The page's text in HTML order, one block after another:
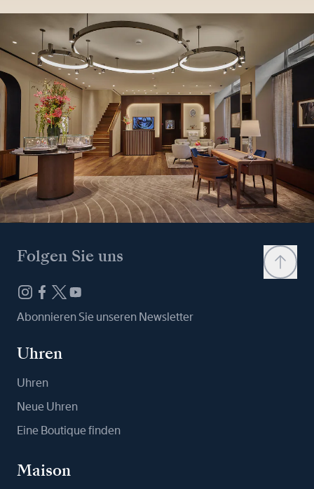
Folgen Sie uns
Abonnieren Sie unseren Newsletter
Uhren
Uhren
Neue Uhren
Eine Boutique finden
Maison